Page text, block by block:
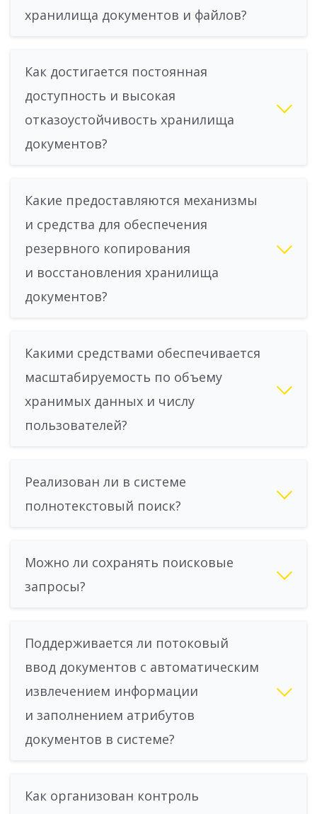
хранилища документов и файлов?
Как достигается постоянная
доступность и высокая
отказоустойчивость хранилища
документов?
Какие предоставляются механизмы
и средства для обеспечения
резервного копирования
и восстановления хранилища
документов?
Какими средствами обеспечивается
масштабируемость по объему
хранимых данных и числу
пользователей?
Реализован ли в системе
полнотекстовый поиск?
Можно ли сохранять поисковые
запросы?
Поддерживается ли потоковый
ввод документов с автоматическим
извлечением информации
и заполнением атрибутов
документов в системе?
Как организован контроль